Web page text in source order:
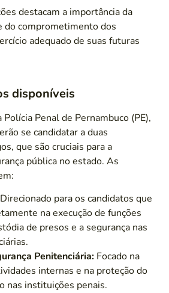
destacam a importância da
do comprometimento dos
adequado de suas futuras
disponíveis
Penal de Pernambuco (PE),
se candidatar a duas
que são cruciais para a
pública no estado. As
Direcionado para os candidatos que
na execução de funções
de presos e a segurança nas
Penitenciária: Focado na
internas e na proteção do
nas instituições penais.